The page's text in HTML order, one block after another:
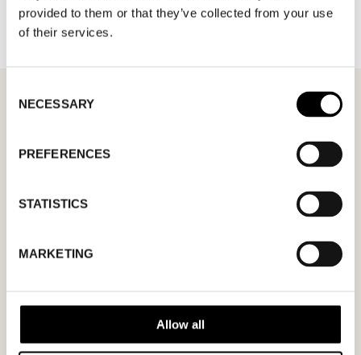
provided to them or that they’ve collected from your use
of their services.
Selection
NECESSARY
PREFERENCES
STATISTICS
MARKETING
Allow all
MÖTESFÖRFRÅGAN
I formuläret kan du fylla i ett önskat datum för
mailadress korrekt för att bekräftelsen ska nå